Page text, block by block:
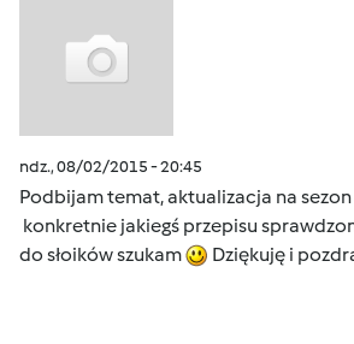
ndz., 08/02/2015 - 20:45
Podbijam temat, aktualizacja na
konkretnie jakiegś przepisu
do słoików szukam
Dziękuję i